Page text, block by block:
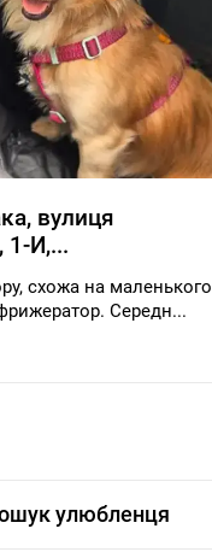
вулиця
1-И,...
схожа на маленького
Середн...
улюбленця